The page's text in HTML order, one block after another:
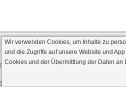
·
Wir verwenden Cookies, um Inhalte zu
und die Zugriffe auf unsere Website und
Cookies und der Übermittlung der Daten an